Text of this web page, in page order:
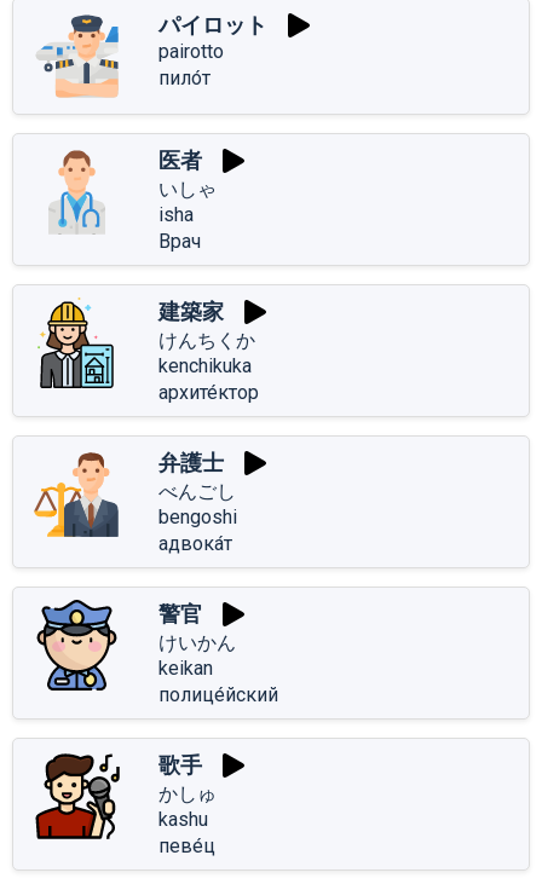
パイロット
pairotto
пило́т
医者
いしゃ
isha
Врач
建築家
けんちくか
kenchikuka
архите́ктор
弁護士
べんごし
bengoshi
адвока́т
警官
けいかん
keikan
полице́йский
歌手
かしゅ
kashu
певе́ц